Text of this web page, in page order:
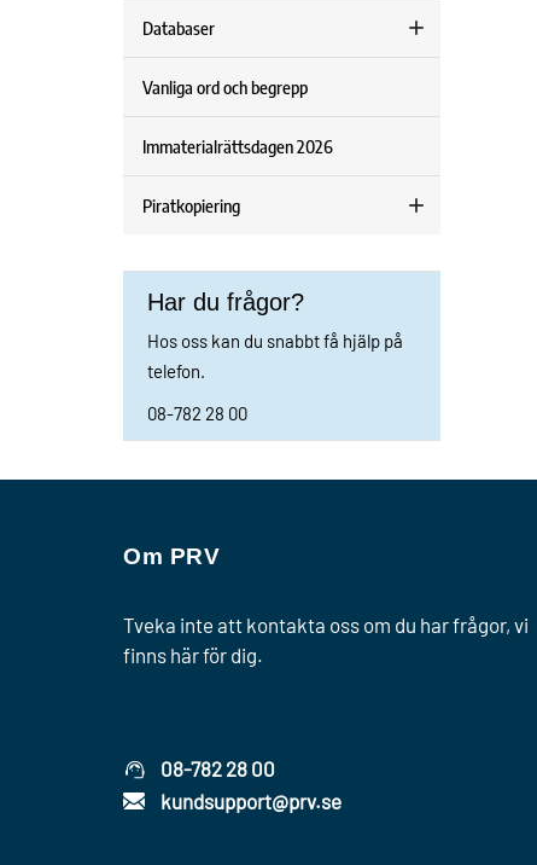
Databaser
Vanliga ord och begrepp
Immaterialrättsdagen 2026
Piratkopiering
Har du frågor?
Hos oss kan du snabbt få hjälp på
telefon.
08-782 28 00
Om PRV
Tveka inte att kontakta oss om du har frågor, vi
finns här för dig.
08-782 28 00
kundsupport@prv.se